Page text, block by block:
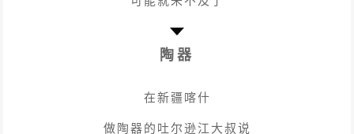
陶器
在新疆喀什
做陶器的吐尔逊江大叔说